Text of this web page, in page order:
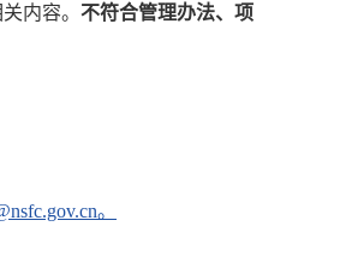
内容。 不符合管理办法、项
。